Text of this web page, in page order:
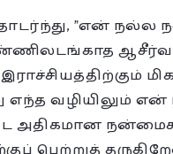
”என்
இராச்சியத்திற்கும்
எந்த வழியிலும் என்
அதிகமான